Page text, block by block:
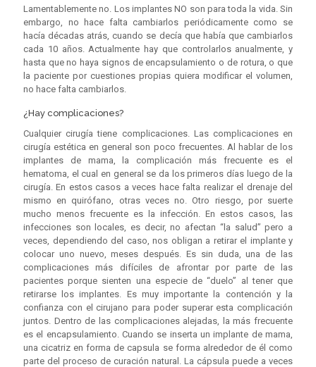
Lamentablemente no. Los implantes NO son para toda la vida. Sin
embargo, no hace falta cambiarlos periódicamente como se
hacía décadas atrás, cuando se decía que había que cambiarlos
cada 10 años. Actualmente hay que controlarlos anualmente, y
hasta que no haya signos de encapsulamiento o de rotura, o que
la paciente por cuestiones propias quiera modificar el volumen,
no hace falta cambiarlos.
¿Hay complicaciones?
Cualquier cirugía tiene complicaciones. Las complicaciones en
cirugía estética en general son poco frecuentes. Al hablar de los
implantes de mama, la complicación más frecuente es el
hematoma, el cual en general se da los primeros días luego de la
cirugía. En estos casos a veces hace falta realizar el drenaje del
mismo en quirófano, otras veces no. Otro riesgo, por suerte
mucho menos frecuente es la infección. En estos casos, las
infecciones son locales, es decir, no afectan “la salud” pero a
veces, dependiendo del caso, nos obligan a retirar el implante y
colocar uno nuevo, meses después. Es sin duda, una de las
complicaciones más difíciles de afrontar por parte de las
pacientes porque sienten una especie de “duelo” al tener que
retirarse los implantes. Es muy importante la contención y la
confianza con el cirujano para poder superar esta complicación
juntos. Dentro de las complicaciones alejadas, la más frecuente
es el encapsulamiento. Cuando se inserta un implante de mama,
una cicatriz en forma de capsula se forma alrededor de él como
parte del proceso de curación natural. La cápsula puede a veces